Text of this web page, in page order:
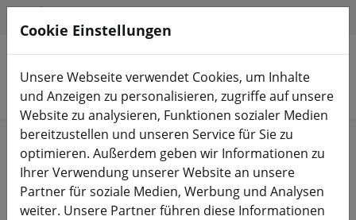
Produkte suchen
Start Bauteile Motoren
Cookie Einstellungen
Unsere Webseite verwendet Cookies, um Inhalte
und Anzeigen zu personalisieren, zugriffe auf unsere
Website zu analysieren, Funktionen sozialer Medien
bereitzustellen und unseren Service für Sie zu
optimieren. Außerdem geben wir Informationen zu
Ihrer Verwendung unserer Website an unsere
Partner für soziale Medien, Werbung und Analysen
weiter. Unsere Partner führen diese Informationen